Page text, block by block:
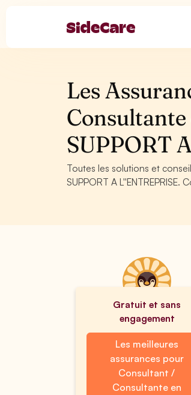
Les
SUPPORT
Toutes les solutions et
SUPPORT A
Gratuit et sans
engagement
Les meilleures
assurances pour
Consultant /
Consultante en